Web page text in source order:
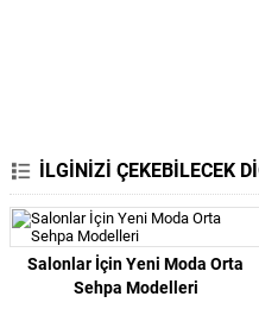
İLGİNİZİ ÇEKEBİLECEK
Salonlar İçin Yeni Moda Orta
Sehpa Modelleri